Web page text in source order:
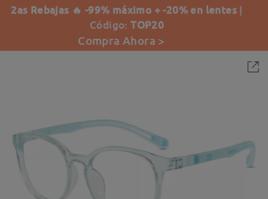
2as Rebajas 🔥 -99% máximo + -20% en lentes |
Código:TOP20
Compra Ahora >